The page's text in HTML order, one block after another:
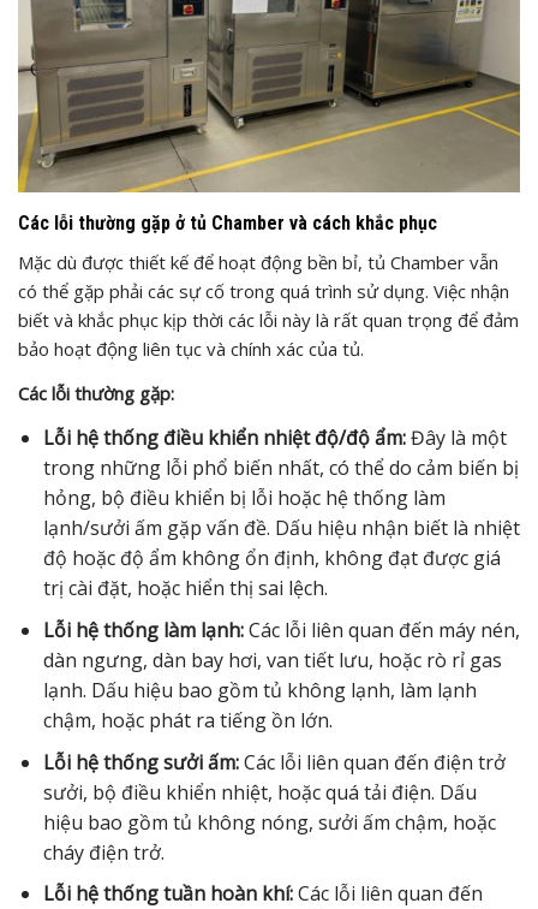
Các lỗi thường gặp ở tủ Chamber và cách khắc phục
Mặc dù được thiết kế để hoạt động bền bỉ, tủ Chamber vẫn
có thể gặp phải các sự cố trong quá trình sử dụng. Việc nhận
biết và khắc phục kịp thời các lỗi này là rất quan trọng để đảm
bảo hoạt động liên tục và chính xác của tủ.
Các lỗi thường gặp:
Lỗi hệ thống điều khiển nhiệt độ/độ ẩm:Đây là một
trong những lỗi phổ biến nhất, có thể do cảm biến bị
hỏng, bộ điều khiển bị lỗi hoặc hệ thống làm
lạnh/sưởi ấm gặp vấn đề. Dấu hiệu nhận biết là nhiệt
độ hoặc độ ẩm không ổn định, không đạt được giá
trị cài đặt, hoặc hiển thị sai lệch.
Lỗi hệ thống làm lạnh:Các lỗi liên quan đến máy nén,
dàn ngưng, dàn bay hơi, van tiết lưu, hoặc rò rỉ gas
lạnh. Dấu hiệu bao gồm tủ không lạnh, làm lạnh
chậm, hoặc phát ra tiếng ồn lớn.
Lỗi hệ thống sưởi ấm:Các lỗi liên quan đến điện trở
sưởi, bộ điều khiển nhiệt, hoặc quá tải điện. Dấu
hiệu bao gồm tủ không nóng, sưởi ấm chậm, hoặc
cháy điện trở.
Lỗi hệ thống tuần hoàn khí:Các lỗi liên quan đến